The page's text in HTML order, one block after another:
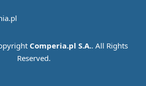
Comperia.pl S.A.. All Rights
Reserved.